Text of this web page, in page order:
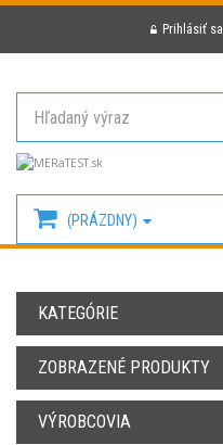
Prihlásiť sa
(PRÁZDNY)
KATEGÓRIE
ZOBRAZENÉ PRODUKTY
VÝROBCOVIA